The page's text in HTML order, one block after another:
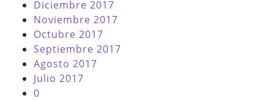
Diciembre 2017
Noviembre 2017
Octubre 2017
Septiembre 2017
Agosto 2017
Julio 2017
0